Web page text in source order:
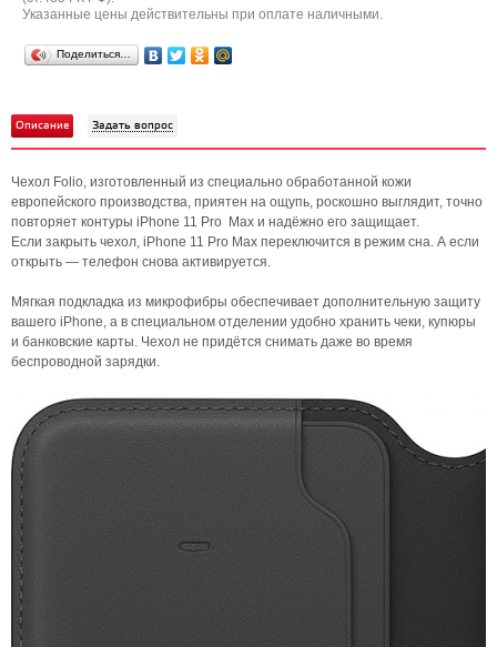
Указанные цены действительны при оплате наличными.
Поделиться…
Описание Задать вопрос
Чехол Folio, изготовленный из специально обработанной кожи
европейского производства, приятен на ощупь, роскошно выглядит, точно
повторяет контуры iPhone 11 Pro Max и надёжно его защищает.
Если закрыть чехол, iPhone 11 Pro Max переключится в режим сна. А если
открыть — телефон снова активируется.
Мягкая подкладка из микрофибры обеспечивает дополнительную защиту
вашего iPhone, а в специальном отделении удобно хранить чеки, купюры
и банковские карты. Чехол не придётся снимать даже во время
беспроводной зарядки.